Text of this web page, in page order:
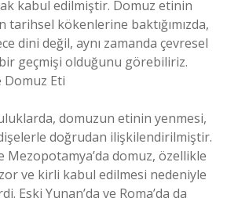
kabul edilmiştir. Domuz etinin
tarihsel kökenlerine baktığımızda,
dini değil, aynı zamanda çevresel
geçmişi olduğunu görebiliriz.
Eti
domuzun etinin yenmesi,
doğrudan ilişkilendirilmiştir.
Mezopotamya’da domuz, özellikle
ve kirli kabul edilmesi nedeniyle
Eski Yunan’da ve Roma’da da